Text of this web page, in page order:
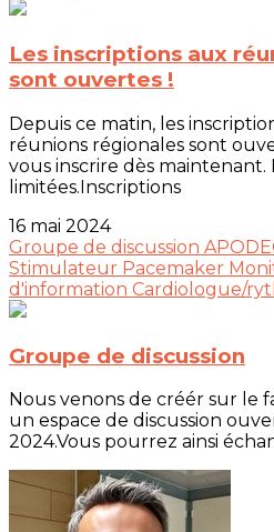
Les inscriptions aux
sont ouvertes !
Depuis ce matin, les
réunions régionales sont
vous inscrire dès maintenant.
limitées.Inscriptions
16 mai 2024
Groupe de discussion
Stimulateur Pacemaker
d'information Cardiologue/
Groupe de discussion
Nous venons de créér sur le
un espace de discussion
2024.Vous pourrez ainsi